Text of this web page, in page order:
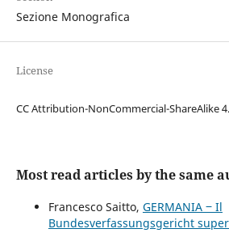
Sezione Monografica
License
CC Attribution-NonCommercial-ShareAlike
Most read articles by the same
Francesco Saitto, GERMANIA ‒ Il
Bundesverfassungsgericht